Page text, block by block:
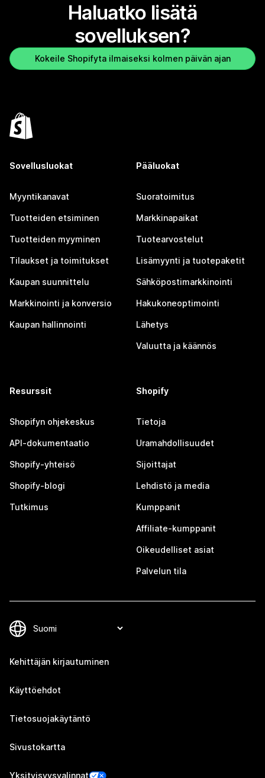
Haluatko lisätä
sovelluksen?
Kokeile Shopifyta ilmaiseksi kolmen päivän ajan
Sovellusluokat
Myyntikanavat
Tuotteiden etsiminen
Tuotteiden myyminen
Tilaukset ja toimitukset
Kaupan suunnittelu
Markkinointi ja konversio
Kaupan hallinnointi
Pääluokat
Suoratoimitus
Markkinapaikat
Tuotearvostelut
Lisämyynti ja tuotepaketit
Sähköpostimarkkinointi
Hakukoneoptimointi
Lähetys
Valuutta ja käännös
Resurssit
Shopifyn ohjekeskus
API-dokumentaatio
Shopify-yhteisö
Shopify-blogi
Tutkimus
Shopify
Tietoja
Uramahdollisuudet
Sijoittajat
Lehdistö ja media
Kumppanit
Affiliate-kumppanit
Oikeudelliset asiat
Palvelun tila
Kehittäjän kirjautuminen
Käyttöehdot
Tietosuojakäytäntö
Sivustokartta
Yksityisyysvalinnat